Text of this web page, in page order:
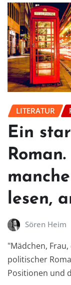
LITERATUR
Ein
lesen,
Sören Heim
"Mädchen,
politischer
Positionen und